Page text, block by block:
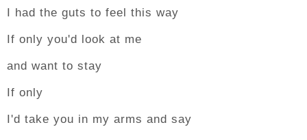
I had the guts to feel this way
If only you'd look at me
and want to stay
If only
I'd take you in my arms and say